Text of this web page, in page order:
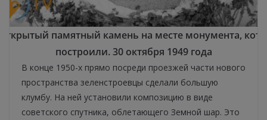
памятный камень на месте монумента,
построили. 30 октября 1949 года
В конце 1950-х прямо посреди проезжей части нового
пространства зеленстроевцы сделали большую
клумбу. На ней установили композицию в виде
советского спутника, облетающего Земной шар. Это